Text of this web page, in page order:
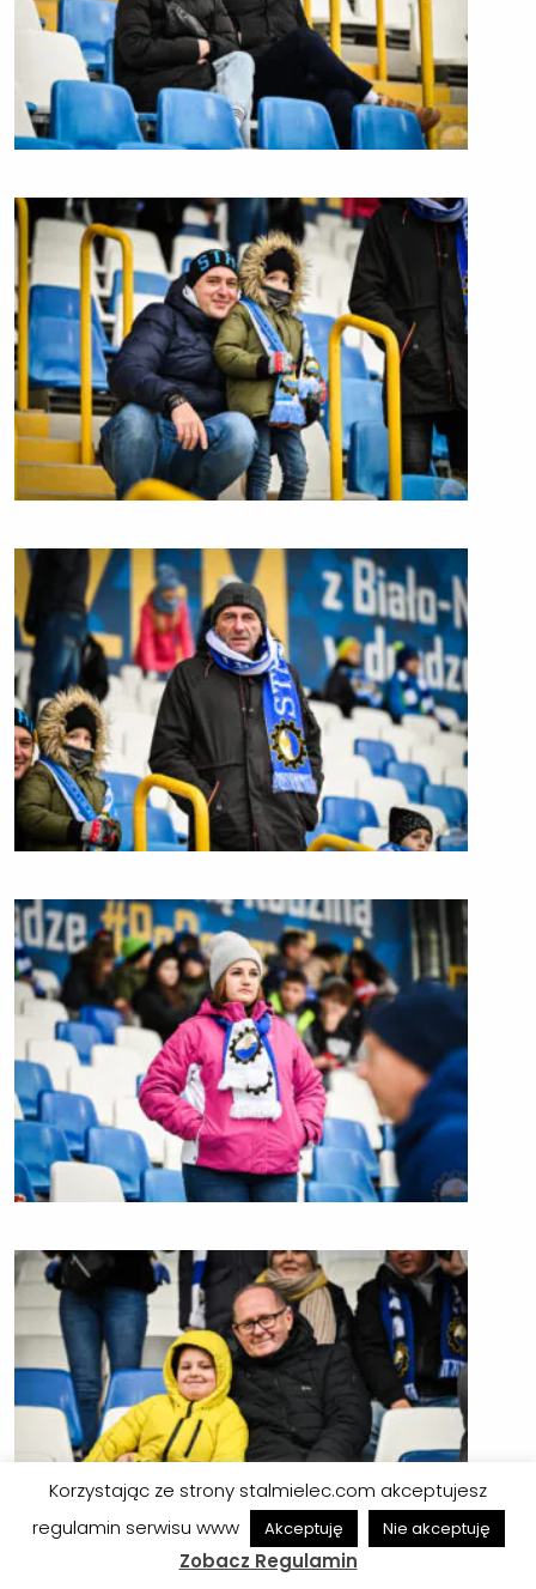
Korzystając ze strony stalmielec.com akceptujesz
regulamin serwisu www
Akceptuję Nie akceptuję
Zobacz Regulamin